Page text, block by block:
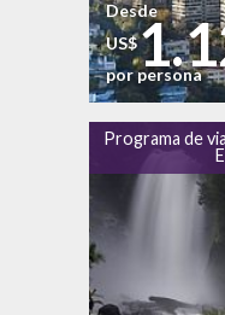
Desde
US$
por persona
Programa de